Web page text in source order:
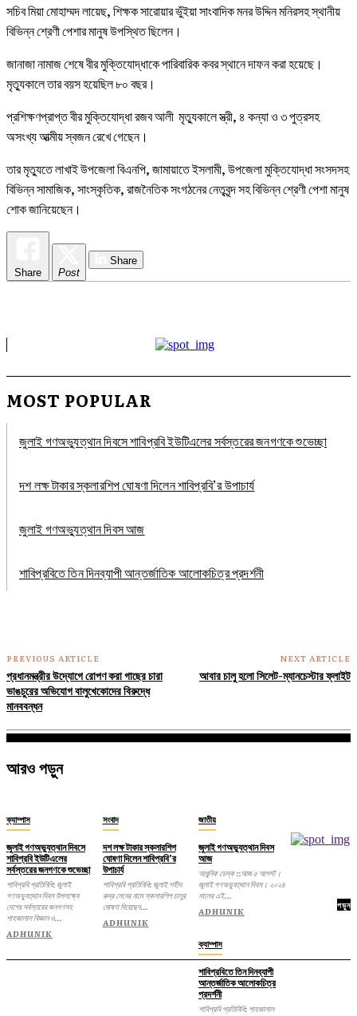
সচিব মিয়া মোহাম্মদ লায়েছ, শিক্ষক সারোয়ার ভুঁইয়া সাংবাদিক মনর উদ্দিন মনিরসহ স্থানীয়
বিভিন্ন শ্রেণী পেশার মানুষ উপস্থিত ছিলেন।
জানাজা নামাজ শেষে বীর মুক্তিযোদ্ধাকে পারিবারিক কবর স্থানে দাফন করা হয়েছে।
মৃত্যুকালে তার বয়স হয়েছিল ৮০ বছর।
প্রশিক্ষণপ্রাপ্ত বীর মুক্তিযোদ্ধা রজব আলী মৃত্যুকালে স্ত্রী, ৪ কন্যা ও ৩ পুত্রসহ
অসংখ্য আত্মীয় স্বজন রেখে গেছেন।
তার মৃত্যুতে লাখাই উপজেলা বিএনপি, জামায়াতে ইসলামী, উপজেলা মুক্তিযোদ্ধা সংসদসহ
বিভিন্ন সামাজিক, সাংস্কৃতিক, রাজনৈতিক সংগঠনের নেতৃবৃন্দ সহ বিভিন্ন শ্রেণী পেশা মানুষ
শোক জানিয়েছেন।
Share Post
Share
MOST POPULAR
জুলাই গণঅভ্যুত্থান দিবসে শাবিপ্রবি ইউটিএলের সর্বস্তরের জনগণকে শুভেচ্ছা
দশ লক্ষ টাকার স্কলারশিপ ঘোষণা দিলেন শাবিপ্রবি’র উপাচার্য
জুলাই গণঅভ্যুত্থান দিবস আজ
শাবিপ্রবিতে তিন দিনব্যাপী আন্তর্জাতিক আলোকচিত্র প্রদর্শনী
PREVIOUS ARTICLE
প্রধানমন্ত্রীর উদ্যোগে রোপণ করা গাছের চারা
ভাঙচুরের অভিযোগ বালুখেকোদের বিরুদ্ধে
মানববন্ধন
NEXT ARTICLE
আবার চালু হলো সিলেট-ম্যানচেস্টার ফ্লাইট
আরও পড়ুন
ক্যাম্পাস
জুলাই গণঅভ্যুত্থান দিবসে
শাবিপ্রবি ইউটিএলের
সর্বস্তরের জনগণকে শুভেচ্ছা
শাবিপ্রবি প্রতিনিধি: জুলাই
গণঅভ্যুত্থান দিবস উপলক্ষ্যে
দেশের সর্বস্তরের জনগণসহ
শাহজালাল বিজ্ঞান ও...
ADHUNIK
সংবাদ
দশ লক্ষ টাকার স্কলারশিপ
ঘোষণা দিলেন শাবিপ্রবি’র
উপাচার্য
শাবিপ্রবি প্রতিনিধি: জুলাই শহীদ
রুদ্র সেনের নামে স্কলারশিপ চালুর
ঘোষণা দিয়েছেন...
ADHUNIK
জাতীয়
জুলাই গণঅভ্যুত্থান দিবস
আজ
আধুনিক ডেস্ক ::আজ ৫ আগস্ট।
জুলাই গণঅভ্যুত্থান দিবস। ২০২৪
সালের এই...
ADHUNIK
ক্যাম্পাস
শাবিপ্রবিতে তিন দিনব্যাপী
আন্তর্জাতিক আলোকচিত্র
প্রদর্শনী
শাবিপ্রবি প্রতিনিধি: শাহজালাল
পড়ুন